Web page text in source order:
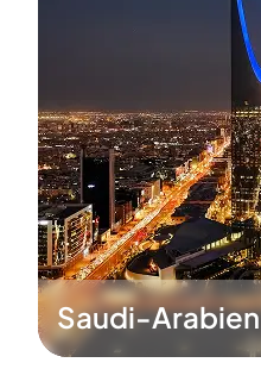
Saudi-Arabien